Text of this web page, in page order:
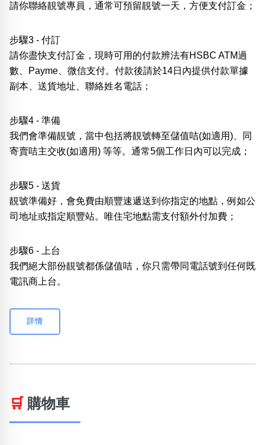
請你聯絡靚號專員，通常可預留靚號一天，方便支付訂金；
步驟3 - 付訂
請你盡快支付訂金，現時可用的付款辨法有HSBC ATM過
數、Payme、微信支付。付款後請於14日內提供付款單據
副本、送貨地址、聯絡姓名電話；
步驟4 - 準備
我們會準備靚號，當中包括將靚號轉至儲值咭(如適用)、同
寄賣咭主交收(如適用) 等等。通常5個工作日內可以完成；
步驟5 - 送貨
靚號準備好，會免費由順豐速遞送到你指定的地點，例如公
司地址或指定順豐站。唯住宅地點需支付額外付加費；
步驟6 - 上台
我們絕大部份靚號都係儲值咭，你只需帶同電話號到任何既
電訊商上台。
詳情
🛒 購物車